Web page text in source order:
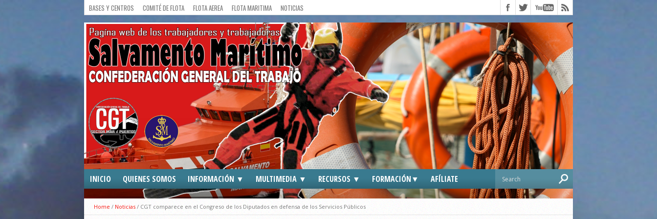
BASES Y CENTROS COMITÉ DE FLOTA FLOTA AEREA FLOTA MARITIMA NOTICIAS
INICIO QUIENES SOMOS INFORMACIÓN ▼
COMUNICADOS
CONVENIOS
MULTIMEDIA ▼
CGT EN MEDIOS
FOTOGRAFIAS
RECURSOS ▼
ENLACES DE INTERES
TRAFFIC
FORMACIÓN▼
CGT ►
AFÍLIATE
Home / Noticias / CGT comparece en el Congreso de los Diputados en defensa de los Servicios Públicos